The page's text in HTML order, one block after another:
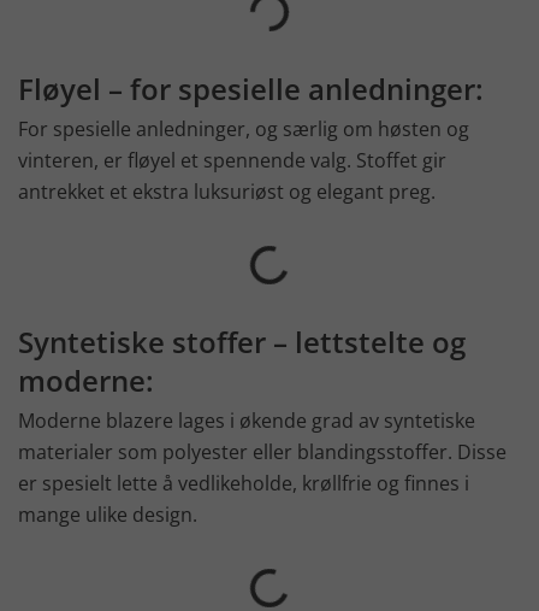
Fløyel – for spesielle anledninger:
For spesielle anledninger, og særlig om høsten og
vinteren, er fløyel et spennende valg. Stoffet gir
antrekket et ekstra luksuriøst og elegant preg.
Syntetiske stoffer – lettstelte og
moderne:
Moderne blazere lages i økende grad av syntetiske
materialer som polyester eller blandingsstoffer. Disse
er spesielt lette å vedlikeholde, krøllfrie og finnes i
mange ulike design.